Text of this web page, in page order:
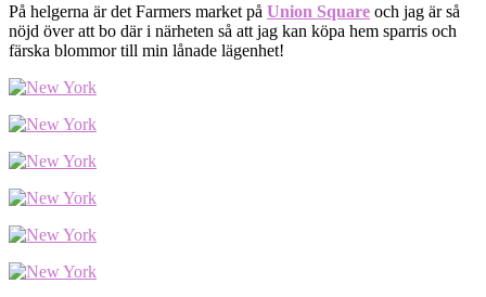
På helgerna är det Farmers market på Union Square och jag är så
nöjd över att bo där i närheten så att jag kan köpa hem sparris och
färska blommor till min lånade lägenhet!